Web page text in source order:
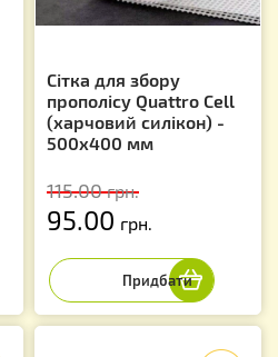
Сітка для збору
прополісу Quattro Сell
(харчовий силікон) -
500х400 мм
115.00грн.
95.00 грн.